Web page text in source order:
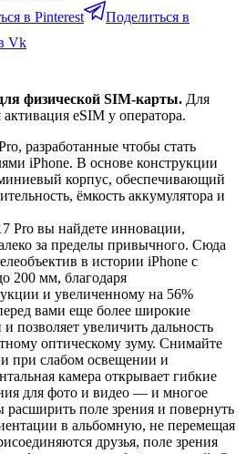
в Pinterest
Поделиться в
Vk
физической SIM-карты. Для
активация eSIM у оператора.
разработанные чтобы стать
iPhone. В основе конструкции
корпус, обеспечивающий
ёмкость аккумулятора и
Pro вы найдете инновации,
за пределы привычного. Сюда
в истории iPhone с
200 мм, благодаря
и увеличенному на 56%
вами еще более широкие
позволяет увеличить дальность
оптическому зуму. Снимайте
при слабом освещении и
камера открывает гибкие
для фото и видео — и многое
расширить поле зрения и повернуть
в альбомную, не перемещая
друзья, поле зрения